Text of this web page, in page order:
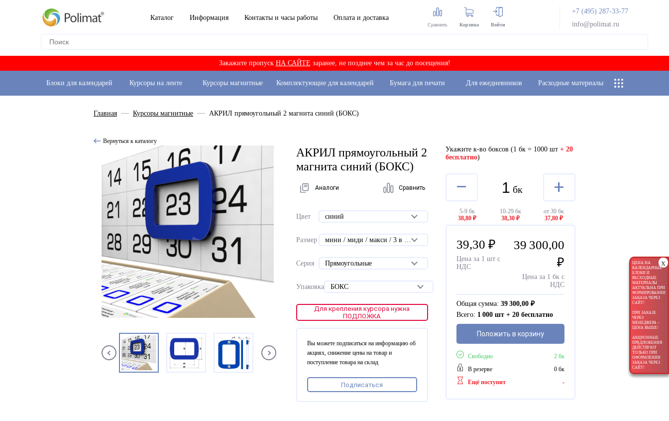
Каталог Информация Контакты и часы работы Оплата и доставка
Сравнить Корзина Войти
+7 (495) 287-33-77
info@polimat.ru
Закажите пропуск НА САЙТЕ заранее, не позднее чем за час до посещения!
Блоки для календарей Курсоры на ленте Курсоры магнитные Комплектующие для календарей Бумага для печати Для ежедневников Расходные материалы
x
ЦЕНА НА
КАЛЕНДАРНЫЕ
БЛОКИ И
РАСХОДНЫЕ
МАТЕРИАЛЫ
АКТУАЛЬНА ПРИ
ФОРМИРОВАНИИ
ЗАКАЗА ЧЕРЕЗ
САЙТ!
ПРИ ЗАКАЗЕ
ЧЕРЕЗ
МЕНЕДЖЕРА –
ЦЕНА ВЫШЕ!
АКЦИОННЫЕ
ПРЕДЛОЖЕНИЯ
ДЕЙСТВУЮТ
ТОЛЬКО ПРИ
ОФОРМЛЕНИИ
ЗАКАЗА ЧЕРЕЗ
САЙТ!
Главная Курсоры магнитные АКРИЛ прямоугольный 2 магнита синий (БОКС)
Вернуться к каталогу
АКРИЛ прямоугольный 2
магнита синий (БОКС)
Аналоги Сравнить
Цвет синий
Размер мини / миди / макси / 3 в 1 мини / 3 в 1 миди
Серия Прямоугольные
Упаковка БОКС
Для крепления курсора нужна
ПОДЛОЖКА
Укажите к-во боксов (1 бк = 1000 шт + 20
бесплатно)
– бк +
5-9 бк
38,80 ₽
10-29 бк
38,30 ₽
от 30 бк
37,80 ₽
39,30 ₽
Цена за 1 шт с
НДС
39 300,00
₽
Цена за 1 бк с
НДС
Общая сумма: 39 300,00₽
Всего: 1 000 шт + 20 бесплатно
Положить в корзину
Свободно
2 бк
В резерве
0 бк
Ещё поступит
-
Вы можете подписаться на информацию об
акциях, снижение цены на товар и
поступление товара на склад
Подписаться